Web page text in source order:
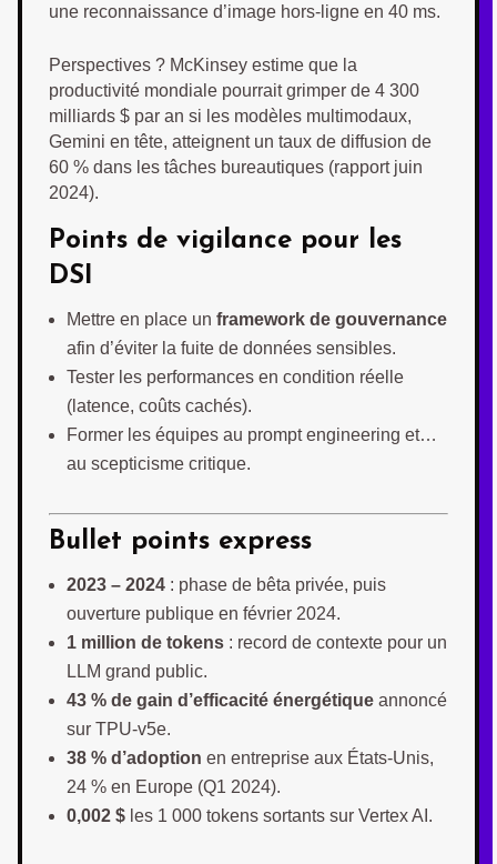
une reconnaissance d’image hors-ligne en 40 ms.
Perspectives ? McKinsey estime que la
productivité mondiale pourrait grimper de 4 300
milliards $ par an si les modèles multimodaux,
Gemini en tête, atteignent un taux de diffusion de
60 % dans les tâches bureautiques (rapport juin
2024).
Points de vigilance pour les
DSI
Mettre en place un framework de gouvernance
afin d’éviter la fuite de données sensibles.
Tester les performances en condition réelle
(latence, coûts cachés).
Former les équipes au prompt engineering et…
au scepticisme critique.
Bullet points express
2023 – 2024 : phase de bêta privée, puis
ouverture publique en février 2024.
1 million de tokens : record de contexte pour un
LLM grand public.
43 % de gain d’efficacité énergétique annoncé
sur TPU-v5e.
38 % d’adoption en entreprise aux États-Unis,
24 % en Europe (Q1 2024).
0,002 $ les 1 000 tokens sortants sur Vertex AI.